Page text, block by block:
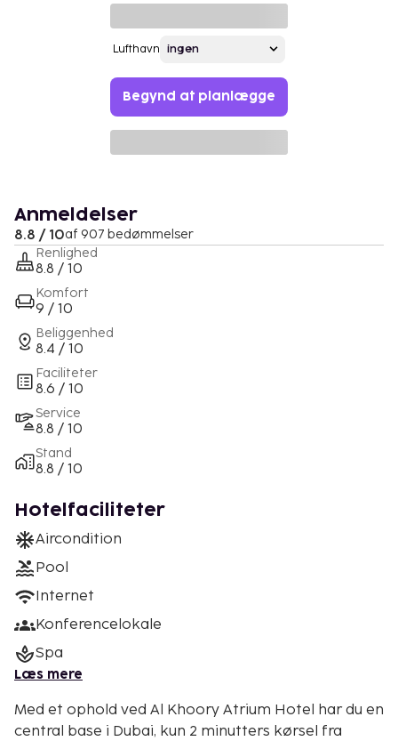
Lufthavn
Begynd at planlægge
Anmeldelser
8.8 / 10af 907 bedømmelser
Renlighed
8.8 / 10
Komfort
9 / 10
Beliggenhed
8.4 / 10
Faciliteter
8.6 / 10
Service
8.8 / 10
Stand
8.8 / 10
Hotelfaciliteter
Aircondition
Pool
Internet
Konferencelokale
Spa
Læs mere
Med et ophold ved Al Khoory Atrium Hotel har du en
central base i Dubai, kun 2 minutters kørsel fra